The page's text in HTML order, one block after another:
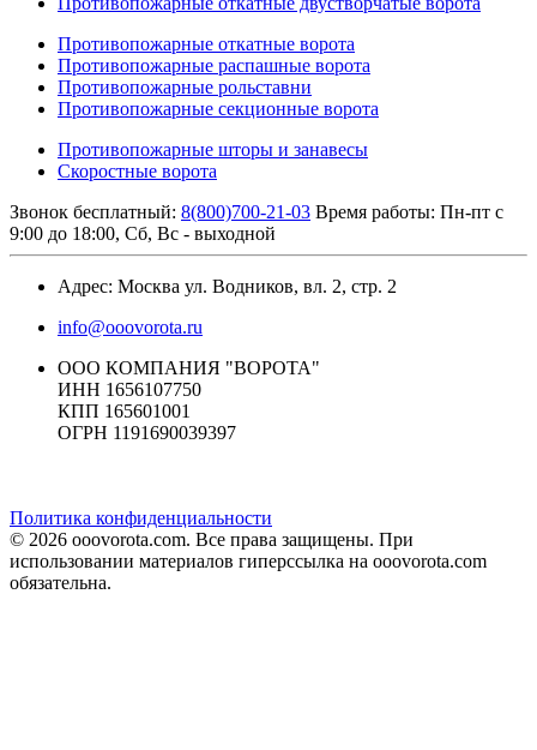
Противопожарные откатные ворота
Противопожарные распашные ворота
Противопожарные рольставни
Противопожарные секционные ворота
Противопожарные шторы и занавесы
Скоростные ворота
Звонок бесплатный: 8(800)700-21-03 Время работы: Пн-пт с
9:00 до 18:00, Сб, Вс - выходной
Адрес: Москва ул. Водников, вл. 2, стр. 2
info@ooovorota.ru
ООО КОМПАНИЯ "ВОРОТА"
ИНН 1656107750
КПП 165601001
ОГРН 1191690039397
Политика конфиденциальности
© 2026 ooovorota.com. Все права защищены. При
использовании материалов гиперссылка на ooovorota.com
обязательна.